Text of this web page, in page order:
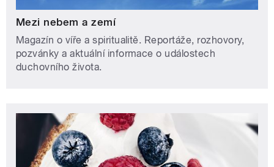
Mezi nebem a zemí
Magazín o víře a spiritualitě. Reportáže, rozhovory,
pozvánky a aktuální informace o událostech
duchovního života.